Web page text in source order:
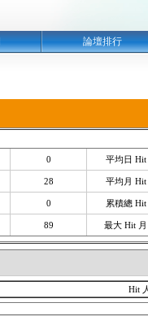
論壇排行
0 平均日 Hit
28 平均月 Hit
0 累積總 Hit
89 最大 Hit 月
Hit